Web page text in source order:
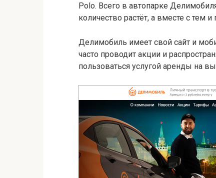
Polo. Всего в автопарке
количество растёт, а вместе с тем и
Делимобиль имеет свой сайт и
часто проводит акции и
пользоваться услугой аренды на